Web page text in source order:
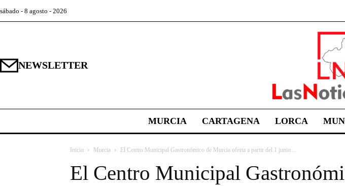
sábado - 8 agosto - 2026
NEWSLETTER
MURCIA CARTAGENA LORCA
Inicio Murcia El Centro Municipal Gastronómico de Murcia oferta a partir del 1 junio...
El Centro Municipal